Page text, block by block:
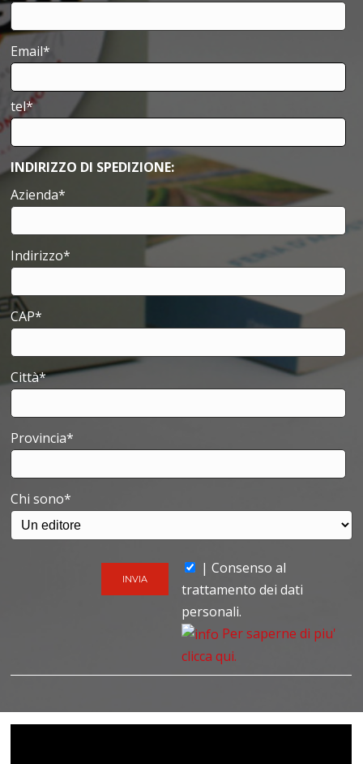
Email*
tel*
INDIRIZZO DI SPEDIZIONE:
Azienda*
Indirizzo*
CAP*
Città*
Provincia*
Chi sono*
| Consenso al
trattamento dei dati
personali.
Per saperne di piu'
clicca qui.